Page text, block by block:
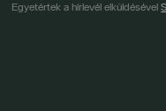
Egyetértek a hírlevél elküldésével